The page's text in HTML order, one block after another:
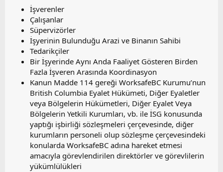
İşverenler
Çalışanlar
Süpervizörler
İşyerinin Bulunduğu Arazi ve Binanın Sahibi
Tedarikçiler
Bir İşyerinde Aynı Anda Faaliyet Gösteren Birden
Fazla İşveren Arasında Koordinasyon
Kanun Madde 114 gereği WorksafeBC Kurumu’nun
British Columbia Eyalet Hükümeti, Diğer Eyaletler
veya Bölgelerin Hükümetleri, Diğer Eyalet Veya
Bölgelerin Yetkili Kurumları, vb. ile İSG konusunda
yaptığı işbirliği sözleşmeleri çerçevesinde, diğer
kurumların personeli olup sözleşme çerçevesindeki
konularda WorksafeBC adına hareket etmesi
amacıyla görevlendirilen direktörler ve görevlilerin
yükümlülükleri